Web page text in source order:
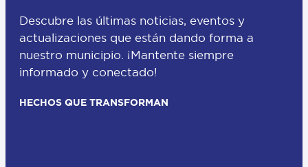
Descubre las últimas noticias, eventos y
actualizaciones que están dando forma a
nuestro municipio. ¡Mantente siempre
informado y conectado!
HECHOS QUE TRANSFORMAN